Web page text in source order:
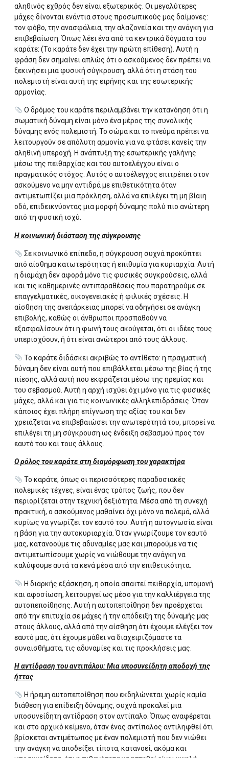
αληθινός εχθρός δεν είναι εξωτερικός. Οι μεγαλύτερες
μάχες δίνονται ενάντια στους προσωπικούς μας δαίμονες:
τον φόβο, την ανασφάλεια, την αλαζονεία και την ανάγκη για
επιβεβαίωση. Όπως λέει ένα από τα κεντρικά δόγματα του
καράτε: (Το καράτε δεν έχει την πρώτη επίθεση). Αυτή η
φράση δεν σημαίνει απλώς ότι ο ασκούμενος δεν πρέπει να
ξεκινήσει μια φυσική σύγκρουση, αλλά ότι η στάση του
πολεμιστή είναι αυτή της ειρήνης και της εσωτερικής
αρμονίας.
Ο δρόμος του καράτε περιλαμβάνει την κατανόηση ότι η
σωματική δύναμη είναι μόνο ένα μέρος της συνολικής
δύναμης ενός πολεμιστή. Το σώμα και το πνεύμα πρέπει να
λειτουργούν σε απόλυτη αρμονία για να φτάσει κανείς την
αληθινή υπεροχή. Η ανάπτυξη της εσωτερικής γαλήνης
μέσω της πειθαρχίας και του αυτοελέγχου είναι ο
πραγματικός στόχος. Αυτός ο αυτοέλεγχος επιτρέπει στον
ασκούμενο να μην αντιδρά με επιθετικότητα όταν
αντιμετωπίζει μια πρόκληση, αλλά να επιλέγει τη μη βίαιη
οδό, επιδεικνύοντας μια μορφή δύναμης πολύ πιο ανώτερη
από τη φυσική ισχύ.
Η κοινωνική διάσταση της σύγκρουσης
Σε κοινωνικό επίπεδο, η σύγκρουση συχνά προκύπτει
από αίσθημα κατωτερότητας ή επιθυμία για κυριαρχία. Αυτή
η διαμάχη δεν αφορά μόνο τις φυσικές συγκρούσεις, αλλά
και τις καθημερινές αντιπαραθέσεις που παρατηρούμε σε
επαγγελματικές, οικογενειακές ή φιλικές σχέσεις. Η
αίσθηση της ανεπάρκειας μπορεί να οδηγήσει σε ανάγκη
επιβολής, καθώς οι άνθρωποι προσπαθούν να
εξασφαλίσουν ότι η φωνή τους ακούγεται, ότι οι ιδέες τους
υπερισχύουν, ή ότι είναι ανώτεροι από τους άλλους.
Το καράτε διδάσκει ακριβώς το αντίθετο: η πραγματική
δύναμη δεν είναι αυτή που επιβάλλεται μέσω της βίας ή της
πίεσης, αλλά αυτή που εκφράζεται μέσω της ηρεμίας και
του σεβασμού. Αυτή η αρχή ισχύει όχι μόνο για τις φυσικές
μάχες, αλλά και για τις κοινωνικές αλληλεπιδράσεις. Όταν
κάποιος έχει πλήρη επίγνωση της αξίας του και δεν
χρειάζεται να επιβεβαιώσει την ανωτερότητά του, μπορεί να
επιλέγει τη μη σύγκρουση ως ένδειξη σεβασμού προς τον
εαυτό του και τους άλλους.
Ο ρόλος του καράτε στη διαμόρφωση του χαρακτήρα
Το καράτε, όπως οι περισσότερες παραδοσιακές
πολεμικές τέχνες, είναι ένας τρόπος ζωής, που δεν
περιορίζεται στην τεχνική δεξιότητα. Μέσα από τη συνεχή
πρακτική, ο ασκούμενος μαθαίνει όχι μόνο να πολεμά, αλλά
κυρίως να γνωρίζει τον εαυτό του. Αυτή η αυτογνωσία είναι
η βάση για την αυτοκυριαρχία. Όταν γνωρίζουμε τον εαυτό
μας, κατανοούμε τις αδυναμίες μας και μπορούμε να τις
αντιμετωπίσουμε χωρίς να νιώθουμε την ανάγκη να
καλύψουμε αυτά τα κενά μέσα από την επιθετικότητα.
Η διαρκής εξάσκηση, η οποία απαιτεί πειθαρχία, υπομονή
και αφοσίωση, λειτουργεί ως μέσο για την καλλιέργεια της
αυτοπεποίθησης. Αυτή η αυτοπεποίθηση δεν προέρχεται
από την επιτυχία σε μάχες ή την απόδειξη της δύναμής μας
στους άλλους, αλλά από την αίσθηση ότι έχουμε ελέγξει τον
εαυτό μας, ότι έχουμε μάθει να διαχειριζόμαστε τα
συναισθήματα, τις αδυναμίες και τις προκλήσεις μας.
Η αντίδραση του αντιπάλου: Μια υποσυνείδητη αποδοχή της
ήττας
Η ήρεμη αυτοπεποίθηση που εκδηλώνεται χωρίς καμία
διάθεση για επίδειξη δύναμης, συχνά προκαλεί μια
υποσυνείδητη αντίδραση στον αντίπαλο. Όπως αναφέρεται
και στο αρχικό κείμενο, όταν ένας αντίπαλος αντιληφθεί ότι
βρίσκεται αντιμέτωπος με έναν πολεμιστή που δεν νιώθει
την ανάγκη να αποδείξει τίποτα, κατανοεί, ακόμα και